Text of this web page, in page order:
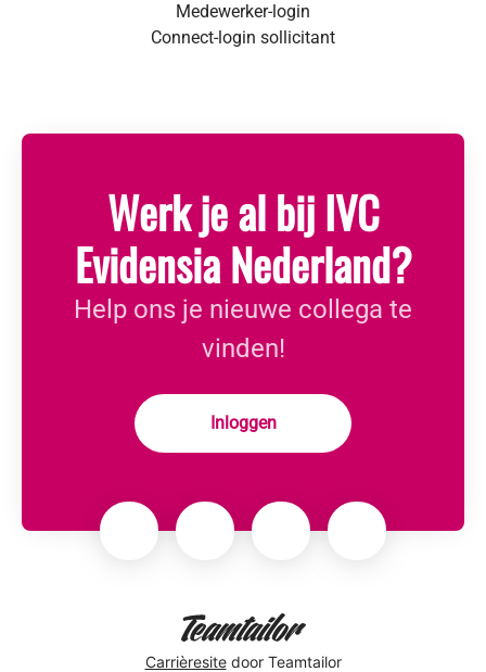
Medewerker-login
Connect-login sollicitant
Werk je al bij IVC
Evidensia Nederland?
Help ons je nieuwe collega te
vinden!
Inloggen
Carrièresitedoor Teamtailor